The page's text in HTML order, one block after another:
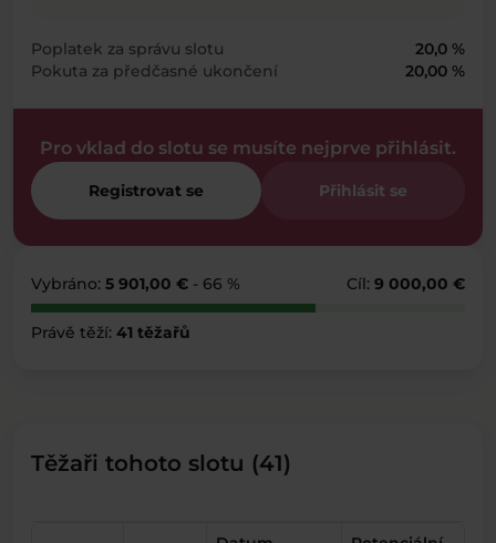
Poplatek za správu slotu
20,0 %
Pokuta za předčasné ukončení
20,00 %
Pro vklad do slotu se musíte nejprve přihlásit.
Registrovat se Přihlásit se
Vybráno: 5 901,00 € - 66 % Cíl: 9 000,00 €
Právě těží: 41 těžařů
Těžaři tohoto slotu (41)